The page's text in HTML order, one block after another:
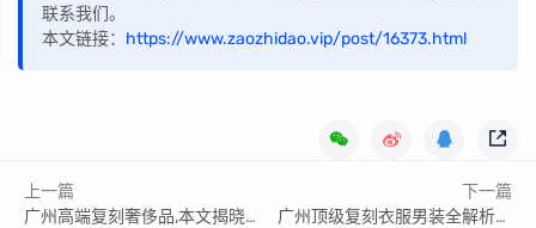
联系我们。
本文链接： https://www.zaozhidao.vip/post/16373.html
上一篇
广州高端复刻奢侈品,本文揭晓答案
下一篇
广州顶级复刻衣服男装全解析_广州复刻衣服哪里拿货指南